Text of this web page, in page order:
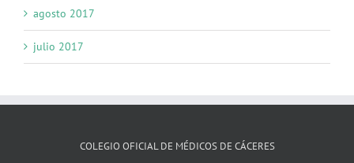
agosto 2017
julio 2017
COLEGIO OFICIAL DE MÉDICOS DE CÁCERES